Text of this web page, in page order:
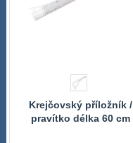
Krejčovský příložník /
pravítko délka 60 cm